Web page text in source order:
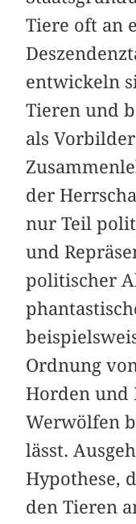
Tiere oft an
entwickeln
Tieren und
als
der
nur Teil
und
politischer
Ordnung
Horden und
Werwölfen
lässt.
Hypothese,
den Tieren